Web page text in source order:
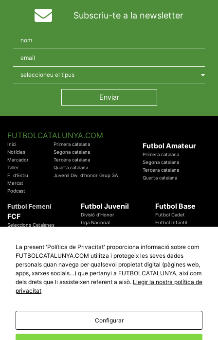
Subscriu-te a la newsletter
FUTBOLCATALUNYA.COM
Inici
Notícies
Marcador
Taller
F. d'Estiu
Mercat
Podcast
Primera catalana
Segona catalana
Tercera catalana
Quarta catalana
Juvenil Div. d'honor Grup 3A
Futbol Amateur
Primera catalana
Segona catalana
Tercera catalana
Quarta catalana
Futbol Femení
FCF
Seleccions Catalanes
Temes Federatius
Futbol Juvenil
Divisió d'Honor
Liga Nacional
Futbol Base
Futbol Cadet
Futbol Infantil
Futbol Catalunya
Promocions
Sortejos
Participació
Especials
Copa Catalunya Absoluta 2019
Copa del Rei 2019 - 2020
© 2010 - 2026FutbolCatalunya.com
La present 'Política de Privacitat' proporciona informació sobre com
FUTBOLCATALUNYA.COM utilitza i protegeix les seves dades
personals quan navega per qualsevol propietat digital (pàgines web,
apps, xarxes socials…) que pertanyi a FUTBOLCATALUNYA, així com
dels drets que li assisteixen referent a això. Llegir la nostra política de
privacitat
Configurar